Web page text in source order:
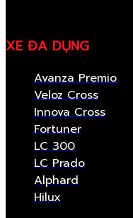
XE ĐA DỤNG
Avanza Premio
Veloz Cross
Innova Cross
Fortuner
LC 300
LC Prado
Alphard
Hilux